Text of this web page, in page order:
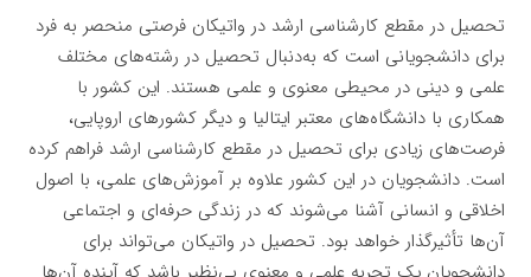
تحصیل در مقطع کارشناسی ارشد در واتیکان فرصتی منحصر به فرد
برای دانشجویانی است که به‌دنبال تحصیل در رشته‌های مختلف
علمی و دینی در محیطی معنوی و علمی هستند. این کشور با
همکاری با دانشگاه‌های معتبر ایتالیا و دیگر کشورهای اروپایی،
فرصت‌های زیادی برای تحصیل در مقطع کارشناسی ارشد فراهم کرده
است. دانشجویان در این کشور علاوه بر آموزش‌های علمی، با اصول
اخلاقی و انسانی آشنا می‌شوند که در زندگی حرفه‌ای و اجتماعی
آن‌ها تأثیرگذار خواهد بود. تحصیل در واتیکان می‌تواند برای